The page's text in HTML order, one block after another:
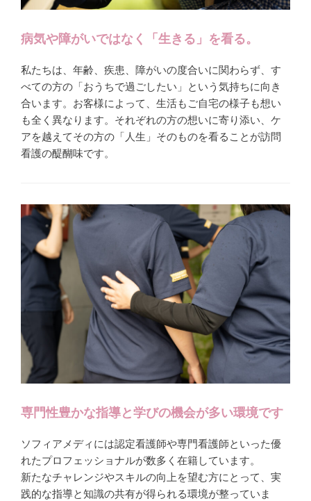
病気や障がいではなく「生きる」を看る。
私たちは、年齢、疾患、障がいの度合いに関わらず、す
べての方の「おうちで過ごしたい」という気持ちに向き
合います。お客様によって、生活もご自宅の様子も想い
も全く異なります。それぞれの方の想いに寄り添い、ケ
アを越えてその方の「人生」そのものを看ることが訪問
看護の醍醐味です。
専門性豊かな指導と学びの機会が多い環境です
ソフィアメディには認定看護師や専門看護師といった優
れたプロフェッショナルが数多く在籍しています。
新たなチャレンジやスキルの向上を望む方にとって、実
践的な指導と知識の共有が得られる環境が整っていま